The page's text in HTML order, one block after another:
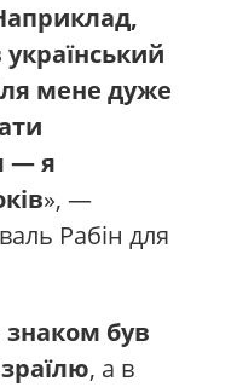
мене дуже
— я
», —
Рабін для
був
, а в